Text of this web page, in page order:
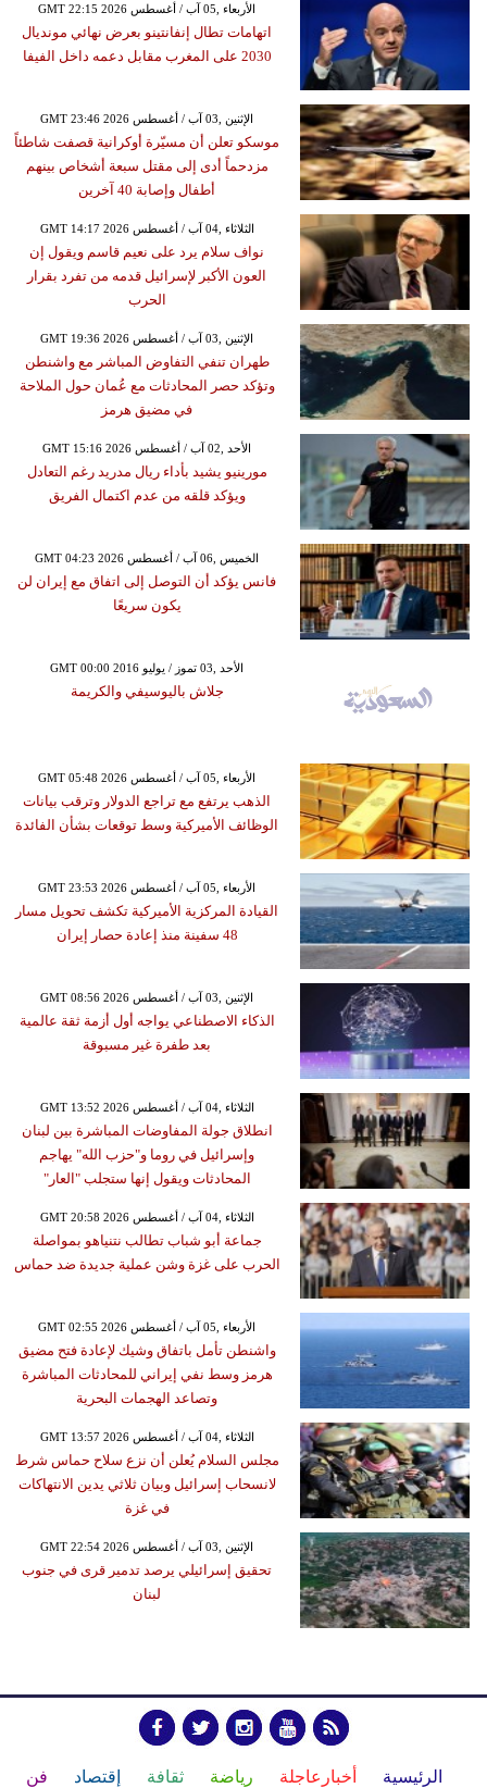
GMT 22:15 2026 الأربعاء ,05 آب / أغسطس
اتهامات تطال إنفانتينو بعرض نهائي مونديال
2030 على المغرب مقابل دعمه داخل الفيفا
GMT 23:46 2026 الإثنين ,03 آب / أغسطس
موسكو تعلن أن مسيّرة أوكرانية قصفت شاطئاً
مزدحماً أدى إلى مقتل سبعة أشخاص بينهم
أطفال وإصابة 40 آخرين
GMT 14:17 2026 الثلاثاء ,04 آب / أغسطس
نواف سلام يرد على نعيم قاسم ويقول إن
العون الأكبر لإسرائيل قدمه من تفرد بقرار
الحرب
GMT 19:36 2026 الإثنين ,03 آب / أغسطس
طهران تنفي التفاوض المباشر مع واشنطن
وتؤكد حصر المحادثات مع عُمان حول الملاحة
في مضيق هرمز
GMT 15:16 2026 الأحد ,02 آب / أغسطس
مورينيو يشيد بأداء ريال مدريد رغم التعادل
ويؤكد قلقه من عدم اكتمال الفريق
GMT 04:23 2026 الخميس ,06 آب / أغسطس
فانس يؤكد أن التوصل إلى اتفاق مع إيران لن
يكون سريعًا
GMT 00:00 2016 الأحد ,03 تموز / يوليو
جلاش باليوسيفي والكريمة
GMT 05:48 2026 الأربعاء ,05 آب / أغسطس
الذهب يرتفع مع تراجع الدولار وترقب بيانات
الوظائف الأميركية وسط توقعات بشأن الفائدة
GMT 23:53 2026 الأربعاء ,05 آب / أغسطس
القيادة المركزية الأميركية تكشف تحويل مسار
48 سفينة منذ إعادة حصار إيران
GMT 08:56 2026 الإثنين ,03 آب / أغسطس
الذكاء الاصطناعي يواجه أول أزمة ثقة عالمية
بعد طفرة غير مسبوقة
GMT 13:52 2026 الثلاثاء ,04 آب / أغسطس
انطلاق جولة المفاوضات المباشرة بين لبنان
وإسرائيل في روما و"حزب الله" يهاجم
المحادثات ويقول إنها ستجلب "العار"
GMT 20:58 2026 الثلاثاء ,04 آب / أغسطس
جماعة أبو شباب تطالب نتنياهو بمواصلة
الحرب على غزة وشن عملية جديدة ضد حماس
GMT 02:55 2026 الأربعاء ,05 آب / أغسطس
واشنطن تأمل باتفاق وشيك لإعادة فتح مضيق
هرمز وسط نفي إيراني للمحادثات المباشرة
وتصاعد الهجمات البحرية
GMT 13:57 2026 الثلاثاء ,04 آب / أغسطس
مجلس السلام يُعلن أن نزع سلاح حماس شرط
لانسحاب إسرائيل وبيان ثلاثي يدين الانتهاكات
في غزة
GMT 22:54 2026 الإثنين ,03 آب / أغسطس
تحقيق إسرائيلي يرصد تدمير قرى في جنوب
لبنان
الرئيسية أخبارعاجلة رياضة ثقافة إقتصاد فن